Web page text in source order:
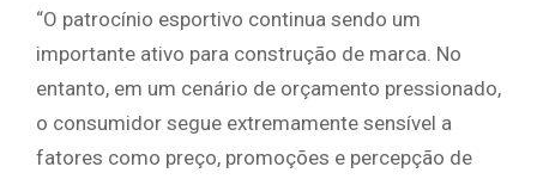
“O patrocínio esportivo continua sendo um
importante ativo para construção de marca. No
entanto, em um cenário de orçamento pressionado,
o consumidor segue extremamente sensível a
fatores como preço, promoções e percepção de